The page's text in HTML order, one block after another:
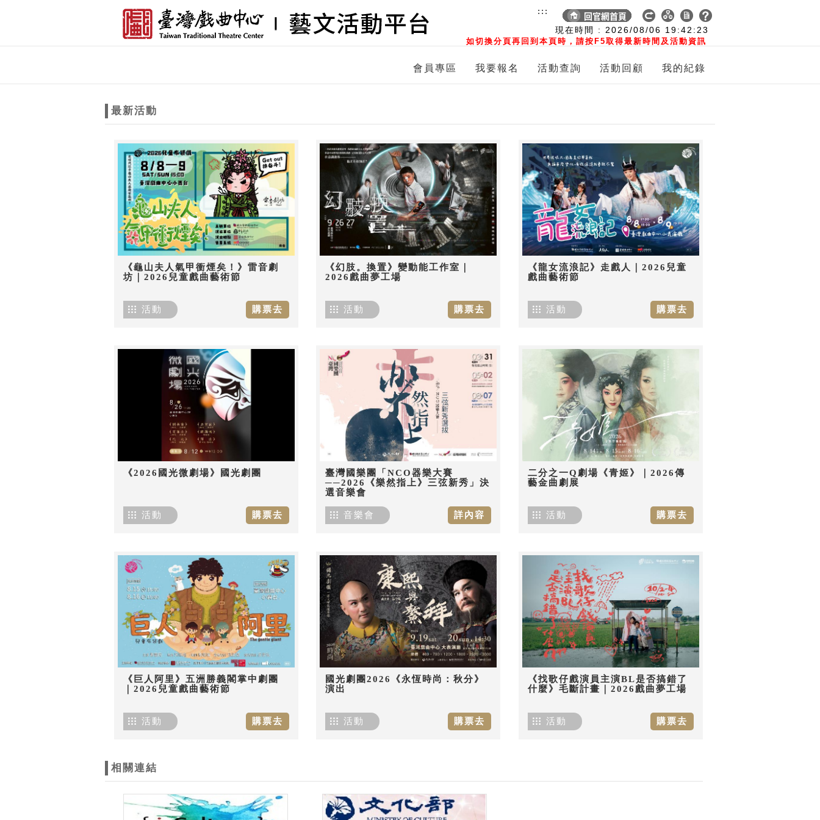
現在時間 : 2026/08/06 19:42:24
如切換分頁再回到本頁時，請按F5取得最新時間及活動資訊
:::
會員專區 我要報名 活動查詢 活動回顧 我的紀錄
最新活動
《龜山夫人氣甲衝煙矣！》雷音劇
坊｜2026兒童戲曲藝術節
購票去
活動
《幻肢。換置》變動能工作室｜
2026戲曲夢工場
購票去
活動
《龍女流浪記》走戲人｜2026兒童
戲曲藝術節
購票去
活動
《2026國光微劇場》國光劇團
購票去
活動
臺灣國樂團「NCO器樂大賽
──2026《樂然指上》三弦新秀」決
選音樂會
詳內容
音樂會
二分之一Q劇場《青姬》｜2026傳
藝金曲劇展
購票去
活動
《巨人阿里》五洲勝義閣掌中劇團
｜2026兒童戲曲藝術節
購票去
活動
國光劇團2026《永恆時尚：秋分》
演出
購票去
活動
《找歌仔戲演員主演BL是否搞錯了
什麼》毛斷計畫｜2026戲曲夢工場
購票去
活動
相關連結